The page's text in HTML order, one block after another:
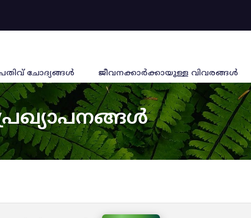
ചോദ്യങ്ങൾ ജീവനക്കാര്‍ക്കായുള്ള വിവരങ്ങള്‍